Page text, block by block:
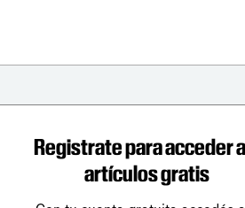
Registrate para acceder
artículos gratis